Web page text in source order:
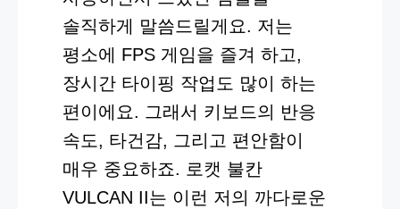
솔직하게 말씀드릴게요. 저는
평소에 FPS 게임을 즐겨 하고,
장시간 타이핑 작업도 많이 하는
편이에요. 그래서 키보드의 반응
속도, 타건감, 그리고 편안함이
매우 중요하죠. 로캣 불칸
VULCAN II는 이런 저의 까다로운